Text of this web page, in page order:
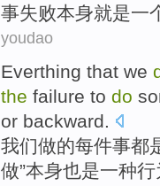
事失败本身就是一
youdao
Everthing that we
the failure to do
or backward.
我们做的每件事都
做”本身也是一种行